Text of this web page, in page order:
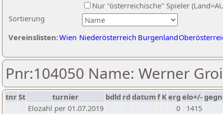
Sortierung
Nur "österreichische" Spieler
Vereinslisten:Wien Niederösterreich Burgenland
Pnr:104050 Name: Werner
tnrSt turnier bdld rd datumf Kerg elo+/-
Elozahl per 01.07.2019
0
1415